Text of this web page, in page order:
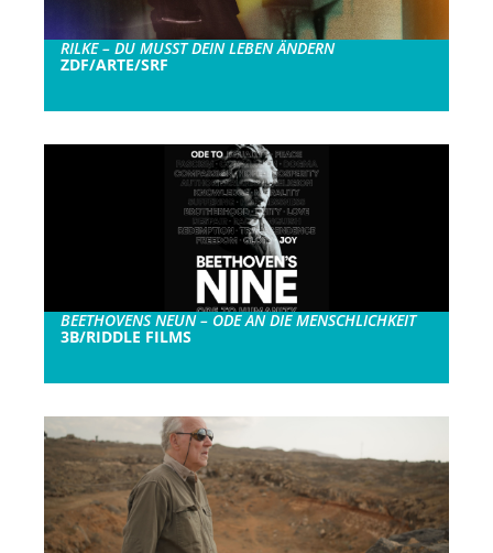
RILKE – DU MUSST DEIN LEBEN ÄNDERN
ZDF/ARTE/SRF
BEETHOVENS NEUN – ODE AN DIE MENSCHLICHKEIT
3B/RIDDLE FILMS